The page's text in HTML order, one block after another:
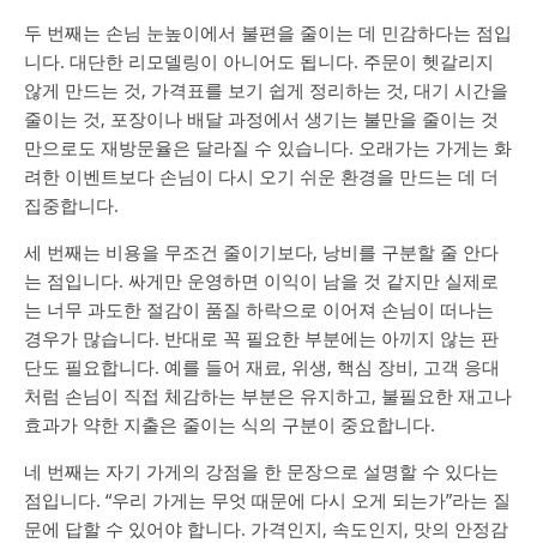
두 번째는 손님 눈높이에서 불편을 줄이는 데 민감하다는 점입
니다. 대단한 리모델링이 아니어도 됩니다. 주문이 헷갈리지
않게 만드는 것, 가격표를 보기 쉽게 정리하는 것, 대기 시간을
줄이는 것, 포장이나 배달 과정에서 생기는 불만을 줄이는 것
만으로도 재방문율은 달라질 수 있습니다. 오래가는 가게는 화
려한 이벤트보다 손님이 다시 오기 쉬운 환경을 만드는 데 더
집중합니다.
세 번째는 비용을 무조건 줄이기보다, 낭비를 구분할 줄 안다
는 점입니다. 싸게만 운영하면 이익이 남을 것 같지만 실제로
는 너무 과도한 절감이 품질 하락으로 이어져 손님이 떠나는
경우가 많습니다. 반대로 꼭 필요한 부분에는 아끼지 않는 판
단도 필요합니다. 예를 들어 재료, 위생, 핵심 장비, 고객 응대
처럼 손님이 직접 체감하는 부분은 유지하고, 불필요한 재고나
효과가 약한 지출은 줄이는 식의 구분이 중요합니다.
네 번째는 자기 가게의 강점을 한 문장으로 설명할 수 있다는
점입니다. “우리 가게는 무엇 때문에 다시 오게 되는가”라는 질
문에 답할 수 있어야 합니다. 가격인지, 속도인지, 맛의 안정감